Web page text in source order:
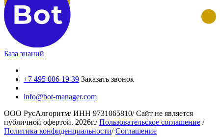
База знаний
+7 495 006 19 39 Заказать звонок
info@bot-manager.com
ООО РусАлгоритм/ИНН 9731065810/Сайт не является
публичной офертой. 2026г./ Пользовательское соглашение /
Политика конфиденциальности/ Соглашение